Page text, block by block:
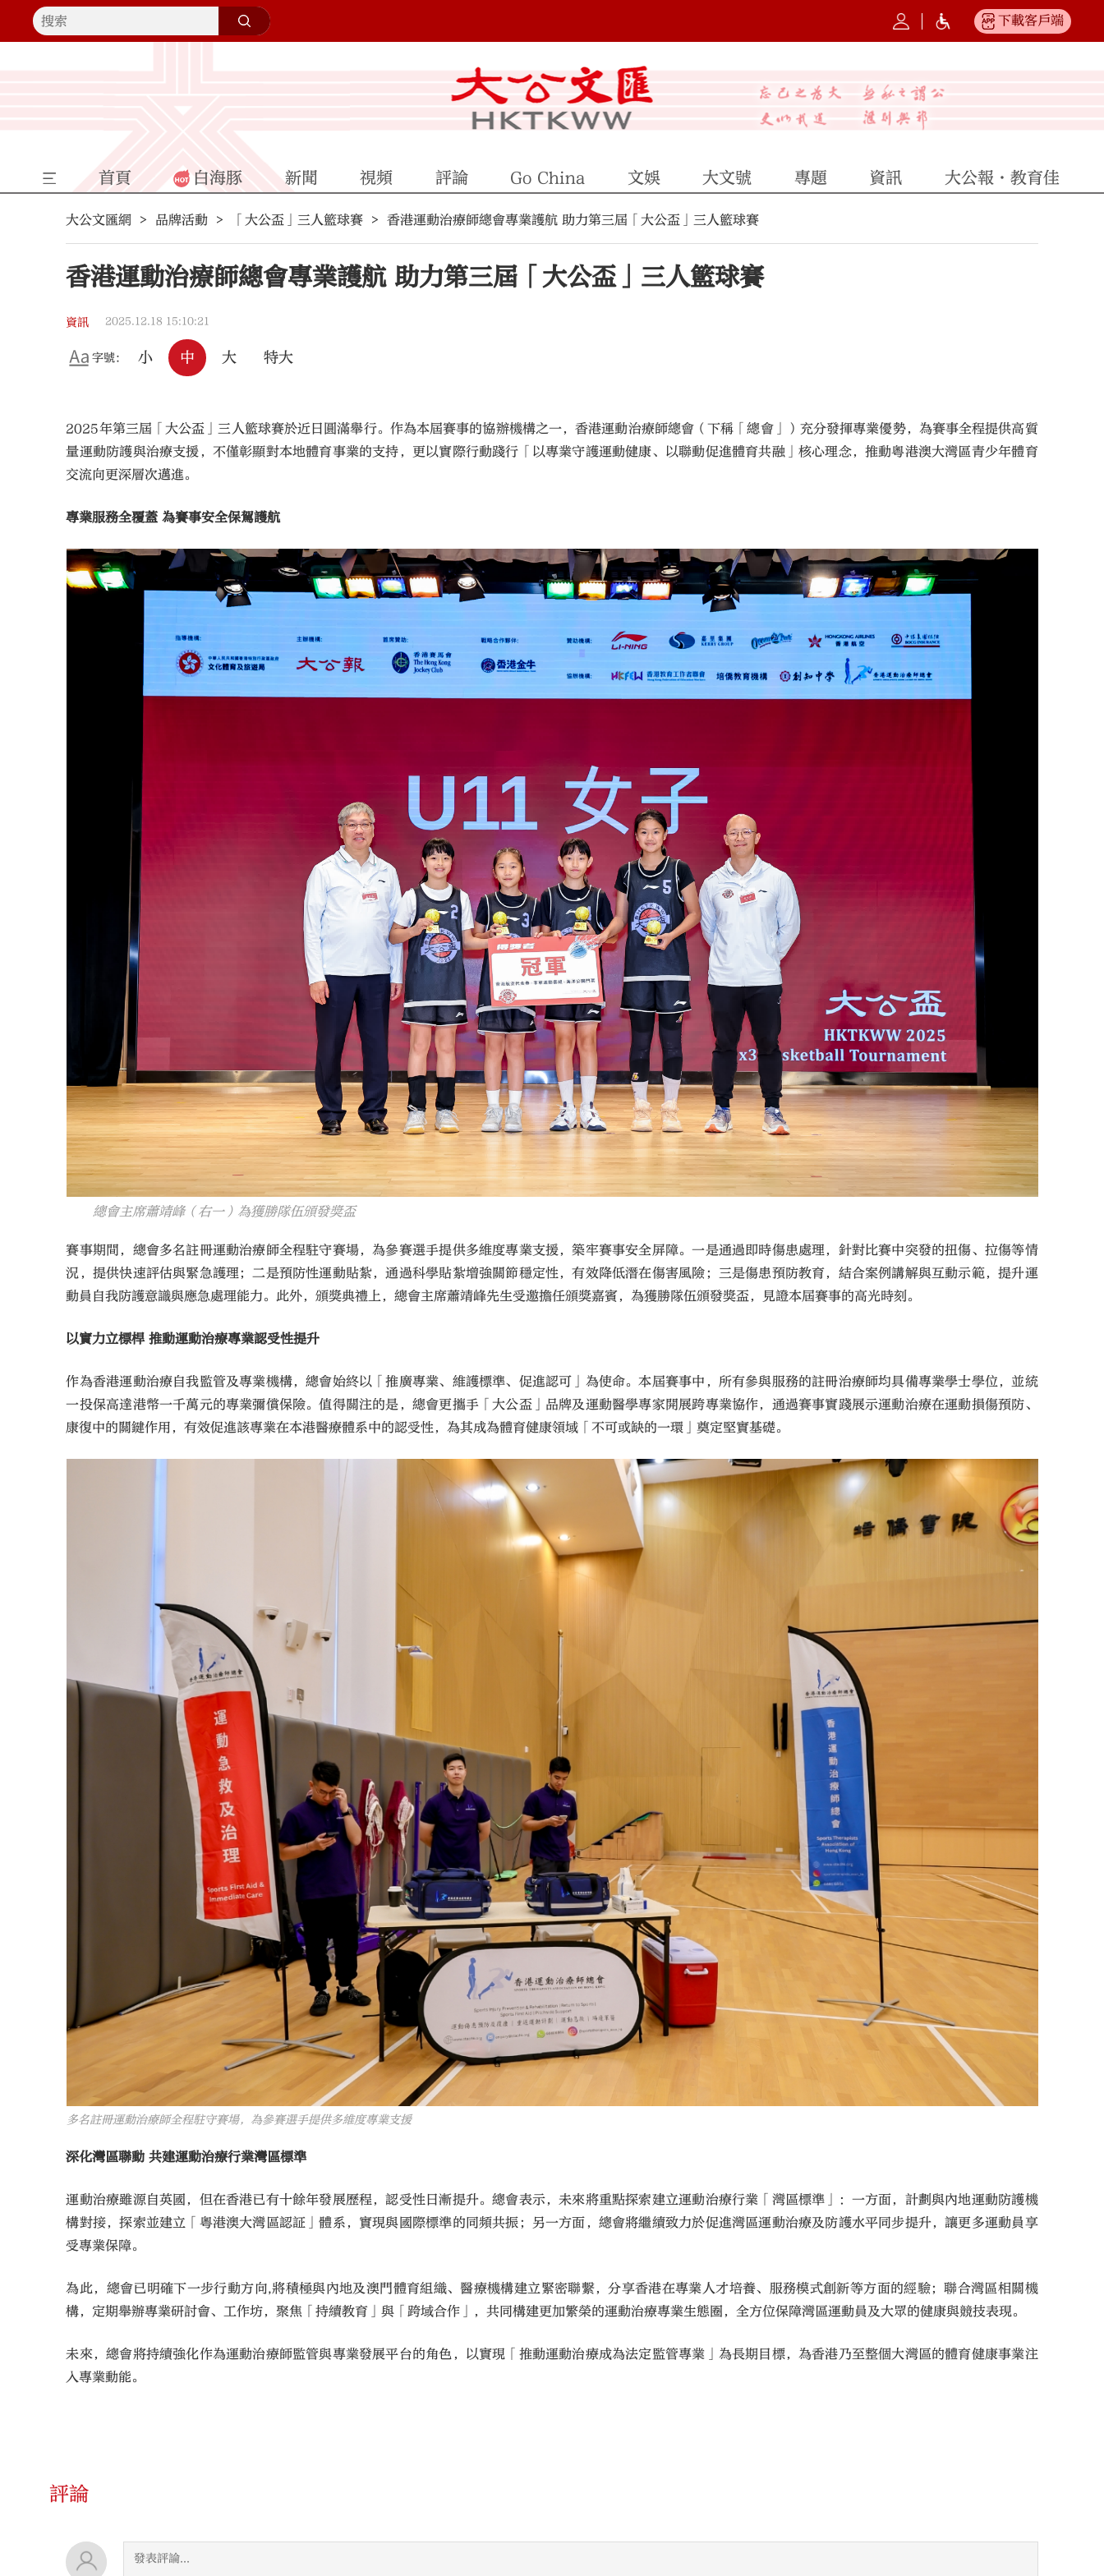
下載客戶端
首頁 白海豚 新聞 視頻 評論 Go China 文娛 大文號 專題 資訊 大公報·教育佳
大公文匯網 品牌活動 「大公盃」三人籃球賽 香港運動治療師總會專業護航 助力第三屆「大公盃」三人籃球賽
香港運動治療師總會專業護航 助力第三屆「大公盃」三人籃球賽
資訊 2025.12.18 15:10:21
字號： 小 中 大 特大
2025年第三屆「大公盃」三人籃球賽於近日圓滿舉行。作為本屆賽事的協辦機構之一，香港運動治療師總會（下稱「總會」）充分發揮專業優勢，為賽事全程提供高質
量運動防護與治療支援，不僅彰顯對本地體育事業的支持，更以實際行動踐行「以專業守護運動健康、以聯動促進體育共融」核心理念，推動粵港澳大灣區青少年體育
交流向更深層次邁進。
專業服務全覆蓋 為賽事安全保駕護航​
總會主席蕭靖峰（右一）為獲勝隊伍頒發獎盃
賽事期間，總會多名註冊運動治療師全程駐守賽場，為參賽選手提供多維度專業支援，築牢賽事安全屏障。一是通過即時傷患處理，針對比賽中突發的扭傷、拉傷等情
況，提供快速評估與緊急護理；二是預防性運動貼紮，通過科學貼紮增強關節穩定性，有效降低潛在傷害風險；三是傷患預防教育，結合案例講解與互動示範，提升運
動員自我防護意識與應急處理能力。此外，頒獎典禮上，總會主席蕭靖峰先生受邀擔任頒獎嘉賓，為獲勝隊伍頒發獎盃，見證本屆賽事的高光時刻。
以實力立標桿 推動運動治療專業認受性提升​
作為香港運動治療自我監管及專業機構，總會始終以「推廣專業、維護標準、促進認可」為使命。本屆賽事中，所有參與服務的註冊治療師均具備專業學士學位，並統
一投保高達港幣一千萬元的專業彌償保險。值得關注的是，總會更攜手「大公盃」品牌及運動醫學專家開展跨專業協作，通過賽事實踐展示運動治療在運動損傷預防、
康復中的關鍵作用，有效促進該專業在本港醫療體系中的認受性，為其成為體育健康領域「不可或缺的一環」奠定堅實基礎。
多名註冊運動治療師全程駐守賽場，為參賽選手提供多維度專業支援
深化灣區聯動 共建運動治療行業灣區標準
運動治療雖源自英國，但在香港已有十餘年發展歷程，認受性日漸提升。總會表示，未來將重點探索建立運動治療行業「灣區標準」：一方面，計劃與內地運動防護機
構對接，探索並建立「粵港澳大灣區認証」體系，實現與國際標準的同頻共振；另一方面，總會將繼續致力於促進灣區運動治療及防護水平同步提升，讓更多運動員享
受專業保障。
為此，總會已明確下一步行動方向,將積極與內地及澳門體育組織、醫療機構建立緊密聯繫，分享香港在專業人才培養、服務模式創新等方面的經驗；聯合灣區相關機
構，定期舉辦專業研討會、工作坊，聚焦「持續教育」與「跨域合作」，共同構建更加繁榮的運動治療專業生態圈，全方位保障灣區運動員及大眾的健康與競技表現。
未來，總會將持續強化作為運動治療師監管與專業發展平台的角色，以實現「推動運動治療成為法定監管專業」為長期目標，為香港乃至整個大灣區的體育健康事業注
入專業動能。
評論